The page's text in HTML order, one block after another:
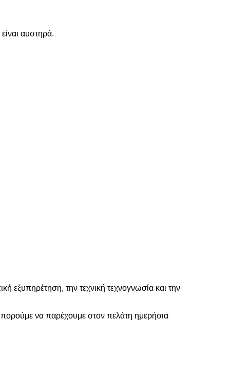
αυστηρά.
εξυπηρέτηση, την τεχνική τεχνογνωσία και την
να παρέχουμε στον πελάτη ημερήσια